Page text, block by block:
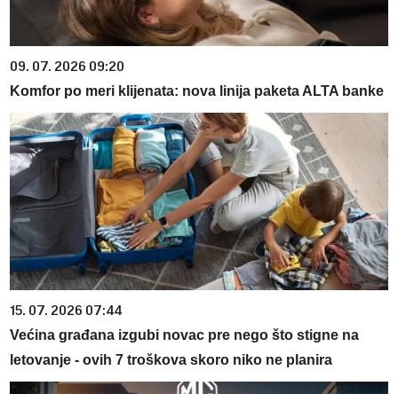
09. 07. 2026 09:20
Komfor po meri klijenata: nova linija paketa ALTA banke
15. 07. 2026 07:44
Većina građana izgubi novac pre nego što stigne na
letovanje - ovih 7 troškova skoro niko ne planira